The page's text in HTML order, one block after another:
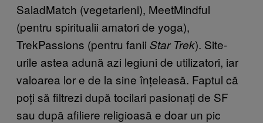
SaladMatch (vegetarieni), MeetMindful
(pentru spiritualii amatori de yoga),
TrekPassions (pentru fanii Star Trek). Site-
urile astea adună azi legiuni de utilizatori, iar
valoarea lor e de la sine înțeleasă. Faptul că
poți să filtrezi după tocilari pasionați de SF
sau după afiliere religioasă e doar un pic